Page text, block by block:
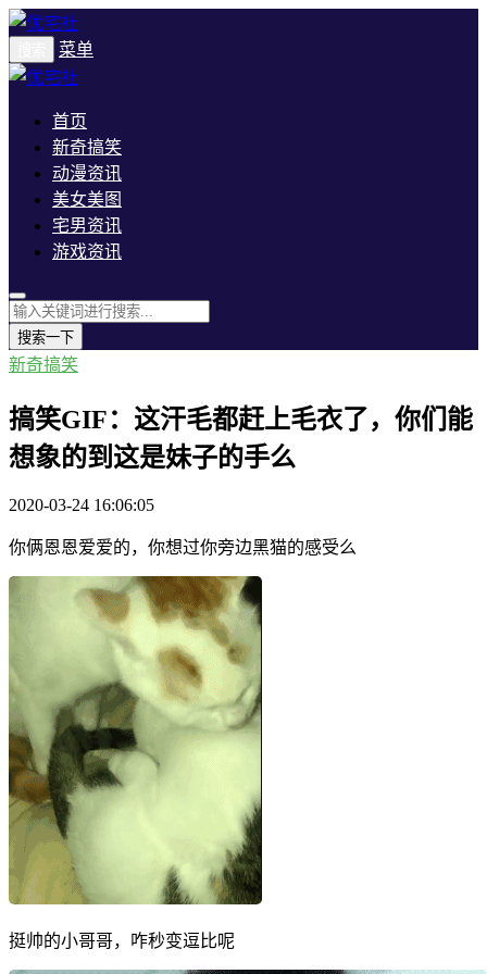
菜单
首页
新奇搞笑
动漫资讯
美女美图
宅男资讯
游戏资讯
搜索一下
新奇搞笑
搞笑GIF：这汗毛都赶上毛衣了，你们能
想象的到这是妹子的手么
2020-03-24 16:06:05
你俩恩恩爱爱的，你想过你旁边黑猫的感受么
挺帅的小哥哥，咋秒变逗比呢